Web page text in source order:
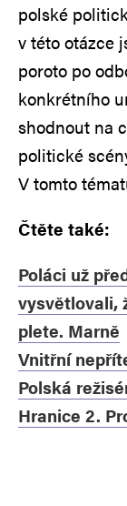
polské
v této otázce
poroto po
konkrétního
shodnout na
politické
V tomto
Čtěte také:
Poláci už
vysvětlovali,
plete. Marně
Vnitřní
Polská
Hranice 2.